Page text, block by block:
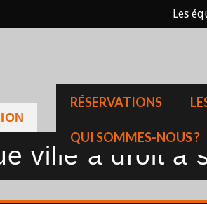
Les
RÉSERVATIONS
QUI SOMMES-NOUS ?
ville a droit à